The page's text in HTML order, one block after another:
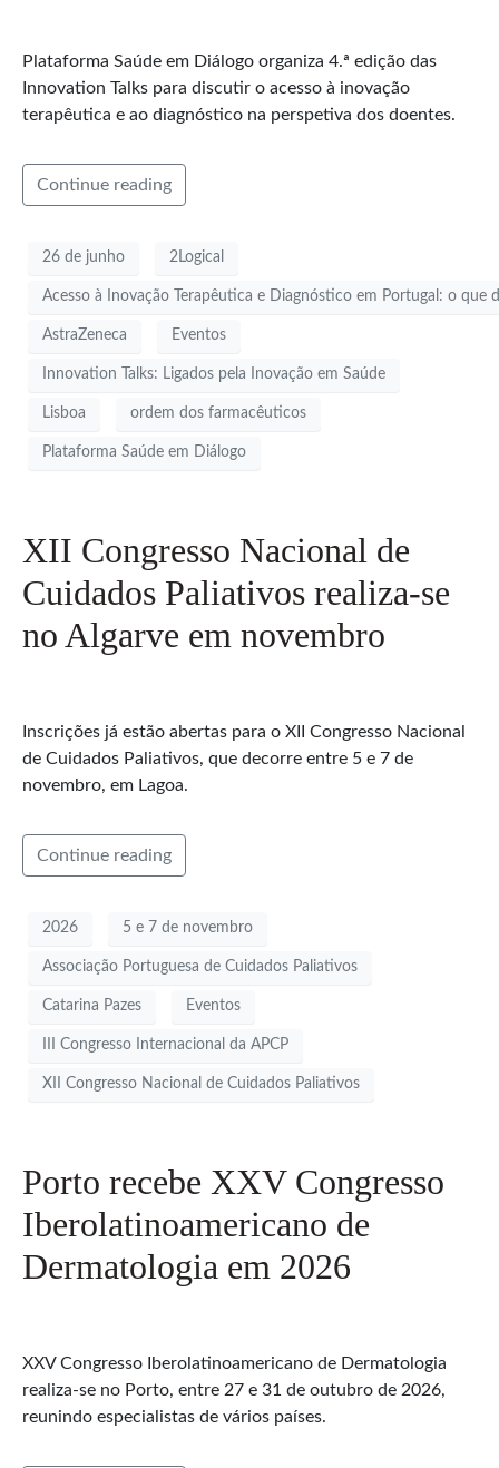
Plataforma Saúde em Diálogo organiza 4.ª edição das
Innovation Talks para discutir o acesso à inovação
terapêutica e ao diagnóstico na perspetiva dos doentes.
Continue reading
26 de junho 2Logical
Acesso à Inovação Terapêutica e Diagnóstico em Portugal: o que
AstraZeneca Eventos
Innovation Talks: Ligados pela Inovação em Saúde
Lisboa ordem dos farmacêuticos
Plataforma Saúde em Diálogo
XII Congresso Nacional de
Cuidados Paliativos realiza-se
no Algarve em novembro
Inscrições já estão abertas para o XII Congresso Nacional
de Cuidados Paliativos, que decorre entre 5 e 7 de
novembro, em Lagoa.
Continue reading
2026 5 e 7 de novembro
Associação Portuguesa de Cuidados Paliativos
Catarina Pazes Eventos
III Congresso Internacional da APCP
XII Congresso Nacional de Cuidados Paliativos
Porto recebe XXV Congresso
Iberolatinoamericano de
Dermatologia em 2026
XXV Congresso Iberolatinoamericano de Dermatologia
realiza-se no Porto, entre 27 e 31 de outubro de 2026,
reunindo especialistas de vários países.